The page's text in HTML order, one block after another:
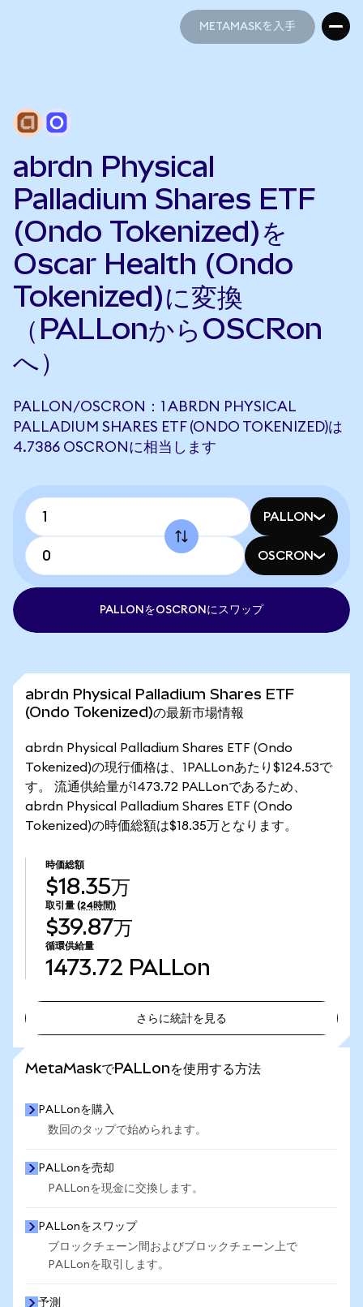
METAMASKを入手
abrdn Physical
Palladium Shares ETF
(Ondo Tokenized)を
Oscar Health (Ondo
Tokenized)に変換
（PALLonからOSCRon
へ）
PALLON/OSCRON：1 ABRDN PHYSICAL
PALLADIUM SHARES ETF (ONDO TOKENIZED)は
4.7386 OSCRONに相当します
PALLON
OSCRON
PALLONをOSCRONにスワップ
abrdn Physical Palladium Shares ETF
(Ondo Tokenized)の最新市場情報
abrdn Physical Palladium Shares ETF (Ondo
Tokenized)の現行価格は、1PALLonあたり$124.53で
す。 流通供給量が1473.72 PALLonであるため、
abrdn Physical Palladium Shares ETF (Ondo
Tokenized)の時価総額は$18.35万となります。
時価総額
$18.35万
取引量 (24時間)
$39.87万
循環供給量
1473.72 PALLon
さらに統計を見る
MetaMaskでPALLonを使用する方法
PALLonを購入
数回のタップで始められます。
PALLonを売却
PALLonを現金に交換します。
PALLonをスワップ
ブロックチェーン間およびブロックチェーン上で
PALLonを取引します。
予測